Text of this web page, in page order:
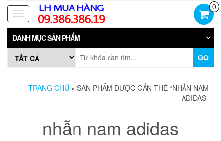
Skip
the
content
Toggle
navigation
0
DANH MỤC SẢN PHẨM
GO
TRANG CHỦ » SẢN PHẨM ĐƯỢC GẮN THẺ “NHẪN NAM
ADIDAS”
nhẫn nam adidas